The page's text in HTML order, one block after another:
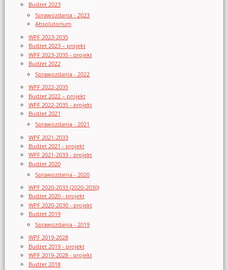
Budżet 2023
Sprawozdania - 2023
Absolutorium
WPF 2023-2035
Budżet 2023 – projekt
WPF 2023-2035 - projekt
Budżet 2022
Sprawozdania - 2022
WPF 2022-2035
Budżet 2022 – projekt
WPF 2022-2035 - projekt
Budżet 2021
Sprawozdania - 2021
WPF 2021-2033
Budżet 2021 - projekt
WPF 2021-2033 - projekt
Budżet 2020
Sprawozdania - 2020
WPF 2020-2033 (2020-2030)
Budżet 2020 - projekt
WPF 2020-2030 - projekt
Budżet 2019
Sprawozdania - 2019
WPF 2019-2028
Budżet 2019 - projekt
WPF 2019-2028 - projekt
Budżet 2018